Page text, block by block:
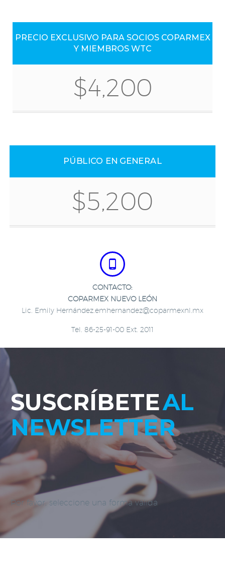
PRECIO EXCLUSIVO PARA SOCIOS COPARMEX
Y MIEMBROS WTC
$4,200
PÚBLICO EN GENERAL
$5,200


CONTACTO:
COPARMEX NUEVO LEÓN
Lic. Emily Hernández.emhernandez@coparmexnl.mx
Tel. 86-25-91-00 Ext. 2011
SUSCRÍBETEAL
NEWSLETTER
Por favor, seleccione una forma válida